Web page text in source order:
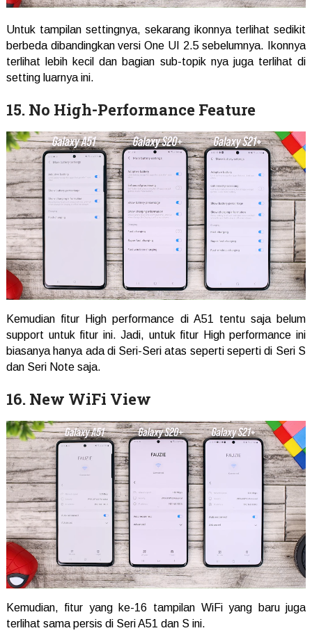
Untuk tampilan settingnya, sekarang ikonnya terlihat sedikit
berbeda dibandingkan versi One UI 2.5 sebelumnya. Ikonnya
terlihat lebih kecil dan bagian sub-topik nya juga terlihat di
setting luarnya ini.
15. No High-Performance Feature
Kemudian fitur High performance di A51 tentu saja belum
support untuk fitur ini. Jadi, untuk fitur High performance ini
biasanya hanya ada di Seri-Seri atas seperti seperti di Seri S
dan Seri Note saja.
16. New WiFi View
Kemudian, fitur yang ke-16 tampilan WiFi yang baru juga
terlihat sama persis di Seri A51 dan S ini.